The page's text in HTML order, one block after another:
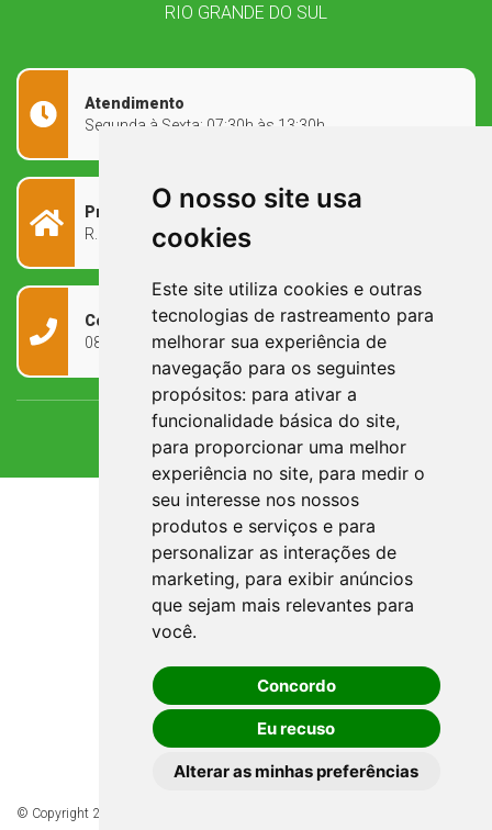
O nosso site usa
cookies
Este site utiliza cookies e outras
tecnologias de rastreamento para
melhorar sua experiência de
navegação para os seguintes
propósitos: para ativar a
funcionalidade básica do site,
para proporcionar uma melhor
experiência no site, para medir o
seu interesse nos nossos
produtos e serviços e para
personalizar as interações de
marketing, para exibir anúncios
que sejam mais relevantes para
você.
Concordo
Eu recuso
Alterar as minhas preferências
RIO GRANDE DO SUL
Atendimento
Segunda à Sexta: 07:30h às 13:30h
Prefeitura Municipal
R. Rivadávia Corrêa, 858 - Centro - RS, 97573-010
Contato
0800 090 2050
© Copyright 2026 - Todos os direitos reservados à Prefeitura de